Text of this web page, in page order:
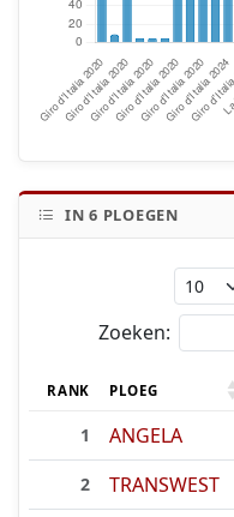
IN6 PLOEGEN
Zoeken:
RANK PLOEG
1 ANGELA
2 TRANSWEST